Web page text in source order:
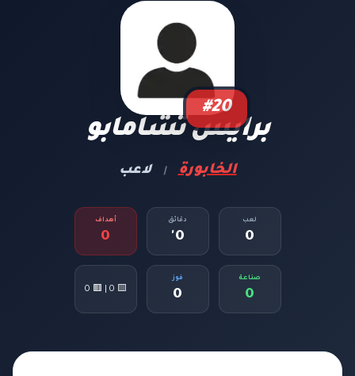
#20
برايس تشامابو
الخابورة | لاعب
لعب
0
دقائق
0'
أهداف
0
صناعة
0
فوز
0
🟨 0 | 🟥 0